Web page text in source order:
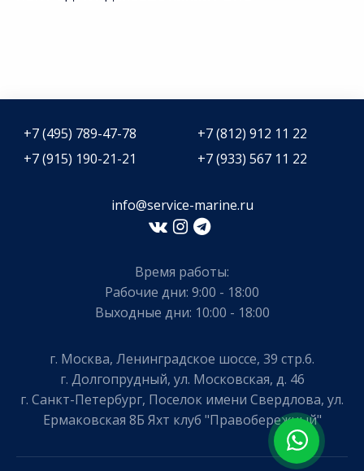
+7 (495) 789-47-78
+7 (812) 912 11 22
+7 (915) 190-21-21
+7 (933) 567 11 22
info@service-marine.ru​​
Время работы:
Рабочие дни: 9:00 - 18:00
Выходные дни: 10:00 - 18:00
г. Москва, Ленинградское шоссе, 39 стр.6.
г. Долгопрудный, ул. Московская, д. 46
г. Санкт-Петербург, Поселок имени Свердлова, ул.
Ермаковская 8Б Яхт клуб "Правобережный"